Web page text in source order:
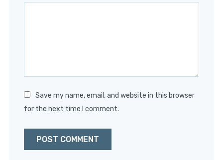
Save my name, email, and website in this browser
for the next time I comment.